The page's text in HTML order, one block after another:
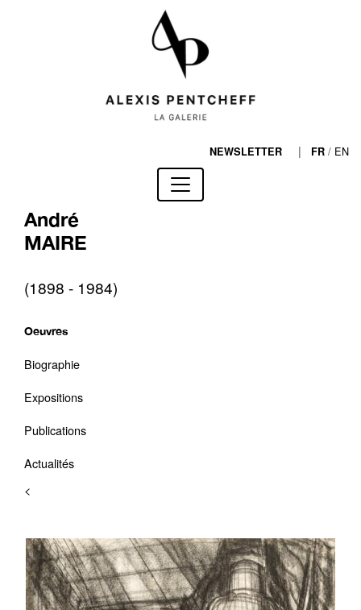
NEWSLETTER | FR / EN
André
MAIRE
(1898 - 1984)
Oeuvres
Biographie
Expositions
Publications
Actualités
<